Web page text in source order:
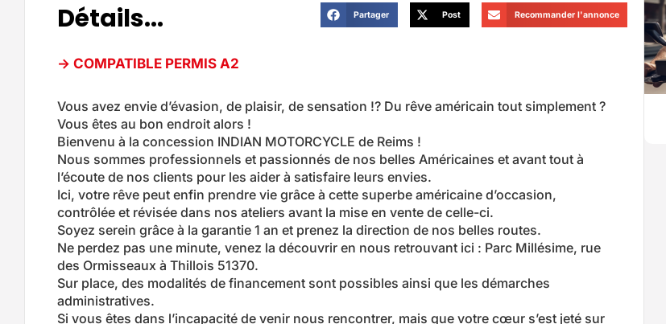
Détails... Partager Post Recommander l'annonce
-> COMPATIBLE PERMIS A2
Vous avez envie d’évasion, de plaisir, de sensation !? Du rêve américain tout simplement ?
Vous êtes au bon endroit alors !
Bienvenu à la concession INDIAN MOTORCYCLE de Reims !
Nous sommes professionnels et passionnés de nos belles Américaines et avant tout à
l’écoute de nos clients pour les aider à satisfaire leurs envies.
Ici, votre rêve peut enfin prendre vie grâce à cette superbe américaine d’occasion,
contrôlée et révisée dans nos ateliers avant la mise en vente de celle-ci.
Soyez serein grâce à la garantie 1 an et prenez la direction de nos belles routes.
Ne perdez pas une minute, venez la découvrir en nous retrouvant ici : Parc Millésime, rue
des Ormisseaux à Thillois 51370.
Sur place, des modalités de financement sont possibles ainsi que les démarches
administratives.
Si vous êtes dans l’incapacité de venir nous rencontrer, mais que votre cœur s’est jeté sur